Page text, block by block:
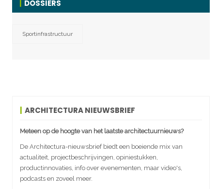
DOSSIERS
Sportinfrastructuur
ARCHITECTURA NIEUWSBRIEF
Meteen op de hoogte van het laatste architectuurnieuws?
De Architectura-nieuwsbrief biedt een boeiende mix van
actualiteit, projectbeschrijvingen, opiniestukken,
productinnovaties, info over evenementen, maar video's,
podcasts en zoveel meer.